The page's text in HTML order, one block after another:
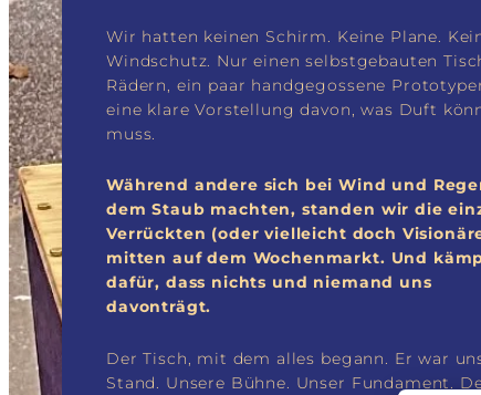
Wir hatten keinen Schirm. Keine Plane.
Windschutz. Nur einen selbstgebauten
Rädern, ein paar handgegossene
eine klare Vorstellung davon, was Duft
muss.
Während andere sich bei Wind und
dem Staub machten, standen wir die
Verrückten (oder vielleicht doch
mitten auf dem Wochenmarkt. Und
dafür, dass nichts und niemand uns
davonträgt.
Der Tisch, mit dem alles begann. Er war
Stand. Unsere Bühne. Unser Fundament.